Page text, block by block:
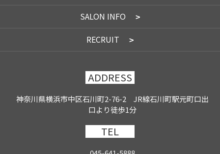
SALON INFO
RECRUIT
ADDRESS
神奈川県横浜市中区石川町2-76-2 JR線石川町駅元町口出
口より徒歩1分
TEL